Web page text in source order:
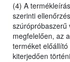
(4) A
szerinti
szúrópróbaszerű
megfelelően, az
terméket
kiterjedően